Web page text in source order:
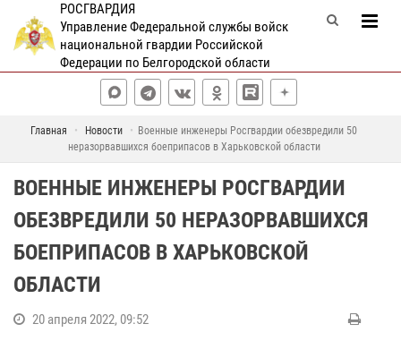
РОСГВАРДИЯ
Управление Федеральной службы войск
национальной гвардии Российской
Федерации по Белгородской области
Главная Новости
Военные инженеры Росгвардии обезвредили 50
неразорвавшихся боеприпасов в Харьковской области
ВОЕННЫЕ ИНЖЕНЕРЫ РОСГВАРДИИ
ОБЕЗВРЕДИЛИ 50 НЕРАЗОРВАВШИХСЯ
БОЕПРИПАСОВ В ХАРЬКОВСКОЙ
ОБЛАСТИ
20 апреля 2022, 09:52